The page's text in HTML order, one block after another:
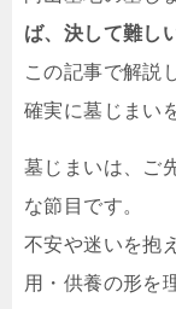
ば、決して難し
この記事で解説
確実に墓じまい
墓じまいは、ご
な節目です。
不安や迷いを抱
用・供養の形を